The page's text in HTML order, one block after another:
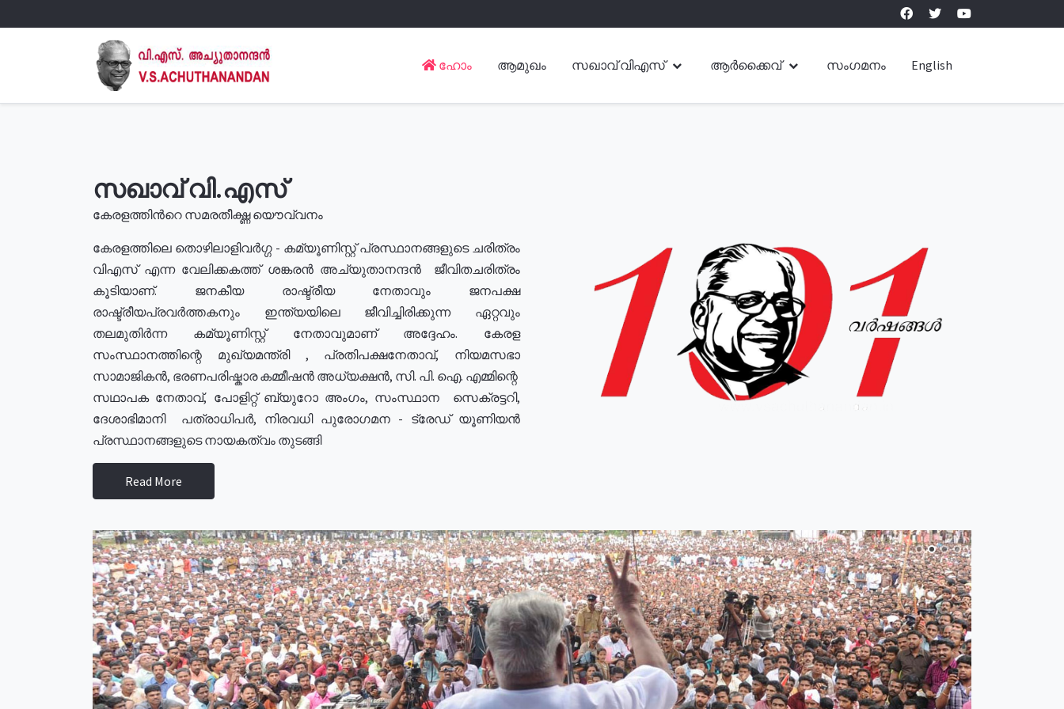
ഹോം ആമുഖം സഖാവ് വിഎസ് ആർക്കൈവ് സംഗമനം English
സഖാവ് വി.എസ്
കേരളത്തിൻറെ സമരതീക്ഷ്ണ യൌവ്വനം
കേരളത്തിലെ തൊഴിലാളിവർഗ്ഗ - കമ്യൂണിസ്റ്റ് പ്രസ്ഥാനങ്ങളുടെ ചരിത്രം
വിഎസ് എന്ന വേലിക്കകത്ത് ശങ്കരൻ അച്യുതാനന്ദൻ ജീവിതചരിത്രം
കൂടിയാണ്. ജനകീയ രാഷ്ട്രീയ നേതാവും ജനപക്ഷ
രാഷ്ട്രീയപ്രവർത്തകനും ഇന്ത്യയിലെ ജീവിച്ചിരിക്കുന്ന ഏറ്റവും
തലമുതിർന്ന കമ്യൂണിസ്റ്റ് നേതാവുമാണ് അദ്ദേഹം. കേരള
സംസ്ഥാനത്തിന്റെ മുഖ്യമന്ത്രി , പ്രതിപക്ഷനേതാവ്, നിയമസഭാ
സാമാജികൻ, ഭരണപരിഷ്കാര കമ്മീഷൻ അധ്യക്ഷൻ, സി. പി. ഐ. എമ്മിന്റെ
സഥാപക നേതാവ്, പോളിറ്റ് ബ്യുറോ അംഗം, സംസ്ഥാന സെക്രട്ടറി,
ദേശാഭിമാനി പത്രാധിപർ, നിരവധി പുരോഗമന - ട്രേഡ് യൂണിയൻ
പ്രസ്ഥാനങ്ങളുടെ നായകത്വം തുടങ്ങി
Read More